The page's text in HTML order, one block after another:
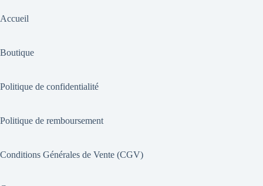
Accueil
Boutique
Politique de confidentialité
Politique de remboursement
Conditions Générales de Vente (CGV)